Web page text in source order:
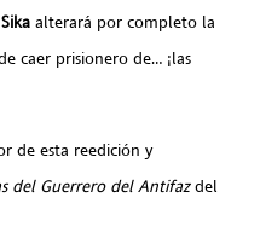
Sika alterará por completo la
caer prisionero de… ¡las
de esta reedición y
del Guerrero del Antifazdel